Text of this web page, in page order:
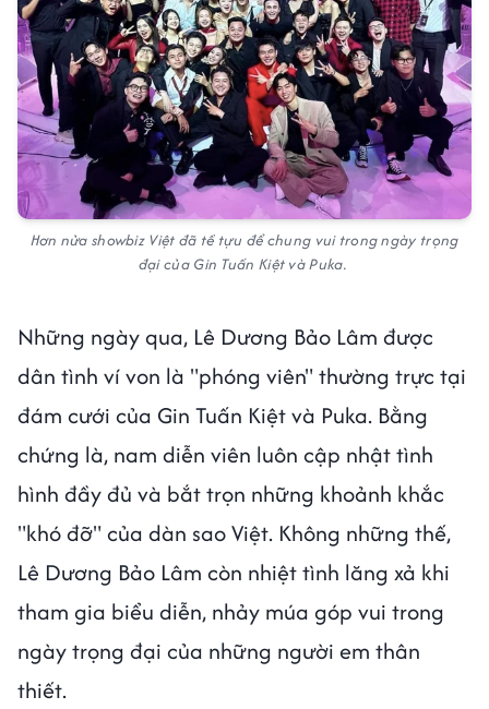
Hơn nửa showbiz Việt đã tề tựu để chung vui trong ngày trọng
đại của Gin Tuấn Kiệt và Puka.
Những ngày qua, Lê Dương Bảo Lâm được
dân tình ví von là "phóng viên" thường trực tại
đám cưới của Gin Tuấn Kiệt và Puka. Bằng
chứng là, nam diễn viên luôn cập nhật tình
hình đầy đủ và bắt trọn những khoảnh khắc
"khó đỡ" của dàn sao Việt. Không những thế,
Lê Dương Bảo Lâm còn nhiệt tình lăng xả khi
tham gia biểu diễn, nhảy múa góp vui trong
ngày trọng đại của những người em thân
thiết.